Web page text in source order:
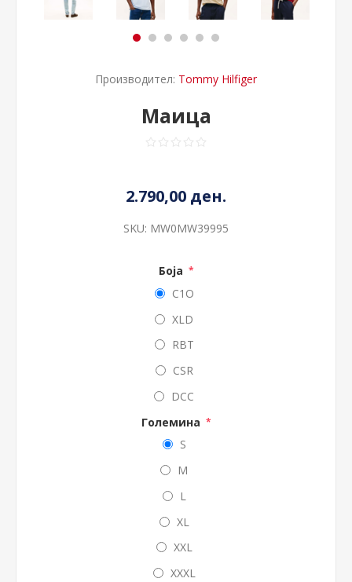
Производител: Tommy Hilfiger
Маица
2.790,00 ден.
SKU: MW0MW39995
Боја *
C1O
XLD
RBT
CSR
DCC
Големина *
S
M
L
XL
XXL
XXXL